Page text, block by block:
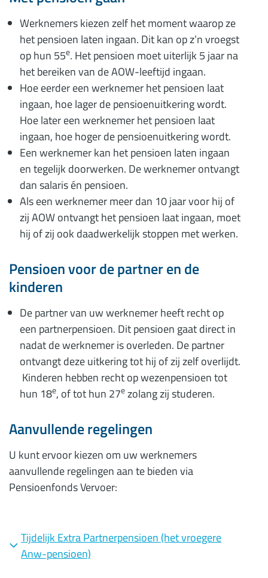
Werknemers kiezen zelf het moment waarop ze
het pensioen laten ingaan. Dit kan op z’n vroegst
op hun 55e. Het pensioen moet uiterlijk 5 jaar na
het bereiken van de AOW-leeftijd ingaan.
Hoe eerder een werknemer het pensioen laat
ingaan, hoe lager de pensioenuitkering wordt.
Hoe later een werknemer het pensioen laat
ingaan, hoe hoger de pensioenuitkering wordt.
Een werknemer kan het pensioen laten ingaan
en tegelijk doorwerken. De werknemer ontvangt
dan salaris én pensioen.
Als een werknemer meer dan 10 jaar voor hij of
zij AOW ontvangt het pensioen laat ingaan, moet
hij of zij ook daadwerkelijk stoppen met werken.
Pensioen voor de partner en de
kinderen
De partner van uw werknemer heeft recht op
een partnerpensioen. Dit pensioen gaat direct in
nadat de werknemer is overleden. De partner
ontvangt deze uitkering tot hij of zij zelf overlijdt.
Kinderen hebben recht op wezenpensioen tot
hun 18e, of tot hun 27e zolang zij studeren.
Aanvullende regelingen
U kunt ervoor kiezen om uw werknemers
aanvullende regelingen aan te bieden via
Pensioenfonds Vervoer:
Tijdelijk Extra Partnerpensioen (het vroegere
Anw-pensioen)